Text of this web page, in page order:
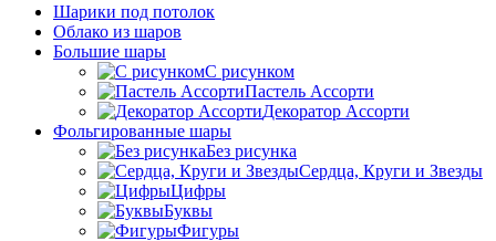
Шарики под потолок
Облако из шаров
Большие шары
C рисунком
Пастель Ассорти
Декоратор Ассорти
Фольгированные шары
Без рисунка
Сердца, Круги и Звезды
Цифры
Буквы
Фигуры